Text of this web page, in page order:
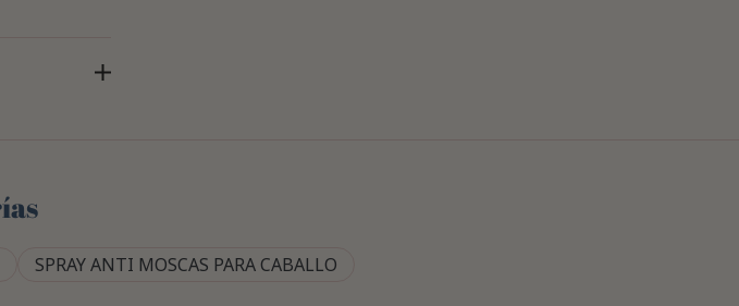
SPRAY ANTI MOSCAS PARA CABALLO